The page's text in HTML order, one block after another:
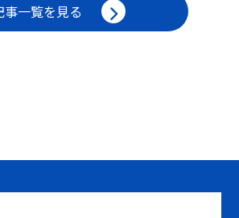
事一覧を見る